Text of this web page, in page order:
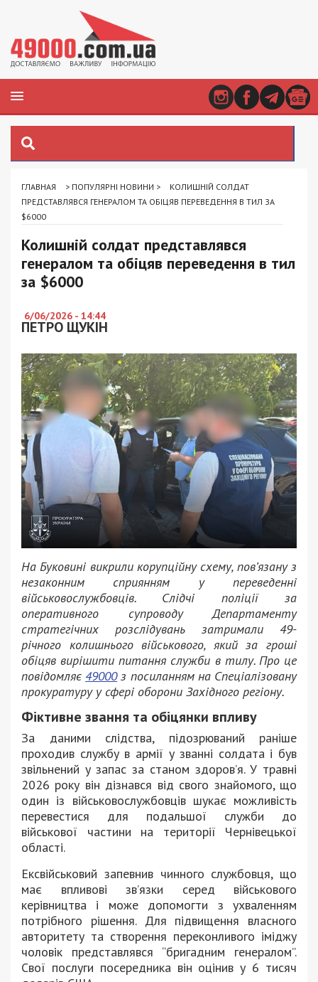
ГЛАВНАЯ > ПОПУЛЯРНІ НОВИНИ >
КОЛИШНІЙ СОЛДАТ
ПРЕДСТАВЛЯВСЯ ГЕНЕРАЛОМ ТА ОБІЦЯВ ПЕРЕВЕДЕННЯ В ТИЛ ЗА
$6000
Колишній солдат представлявся
генералом та обіцяв переведення в тил
за $6000
6/06/2026 - 14:44
ПЕТРО ЩУКІН
На Буковині викрили корупційну схему, пов’язану з
незаконним сприянням у переведенні
військовослужбовців. Слідчі поліції за
оперативного супроводу Департаменту
стратегічних розслідувань затримали 49-
річного колишнього військового, який за гроші
обіцяв вирішити питання служби в тилу. Про це
повідомляє49000з посиланням на Спеціалізовану
прокуратуру у сфері оборони Західного регіону.
Фіктивне звання та обіцянки впливу
За даними слідства, підозрюваний раніше
проходив службу в армії у званні солдата і був
звільнений у запас за станом здоров’я. У травні
2026 року він дізнався від свого знайомого, що
один із військовослужбовців шукає можливість
перевестися для подальшої служби до
військової частини на території Чернівецької
області.
Ексвійськовий запевнив чинного службовця, що
має впливові зв’язки серед військового
керівництва і може допомогти з ухваленням
потрібного рішення. Для підвищення власного
авторитету та створення переконливого іміджу
чоловік представлявся “бригадним генералом”.
Свої послуги посередника він оцінив у 6 тисяч